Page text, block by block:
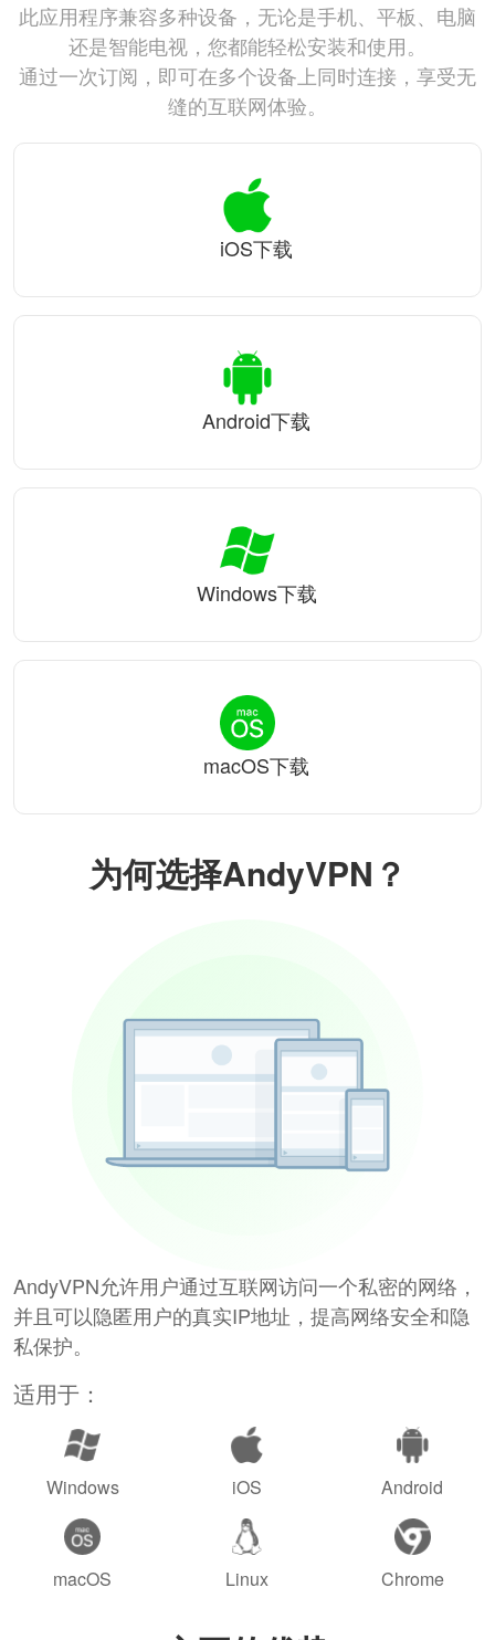
为何选择AndyVPN？
AndyVPN允许用户通过互联网访问一个私密的网络，
并且可以隐匿用户的真实IP地址，提高网络安全和隐
私保护。
适用于：
Windows iOS Android
macOS Linux Chrome
此应用程序兼容多种设备，无论是手机、平板、电脑
还是智能电视，您都能轻松安装和使用。
通过一次订阅，即可在多个设备上同时连接，享受无
缝的互联网体验。
iOS下载
Android下载
Windows下载
macOS下载